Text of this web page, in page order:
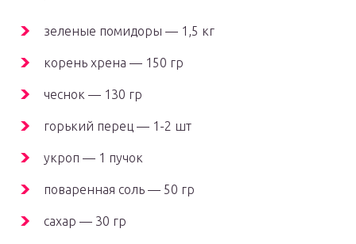
зеленые помидоры — 1,5 кг
корень хрена — 150 гр
чеснок — 130 гр
горький перец — 1-2 шт
укроп — 1 пучок
поваренная соль — 50 гр
сахар — 30 гр